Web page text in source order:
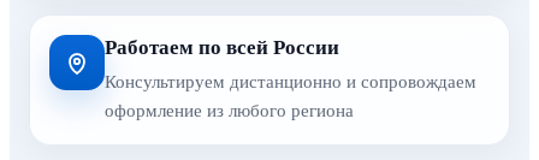
Работаем по всей России
Консультируем дистанционно и сопровождаем
оформление из любого региона